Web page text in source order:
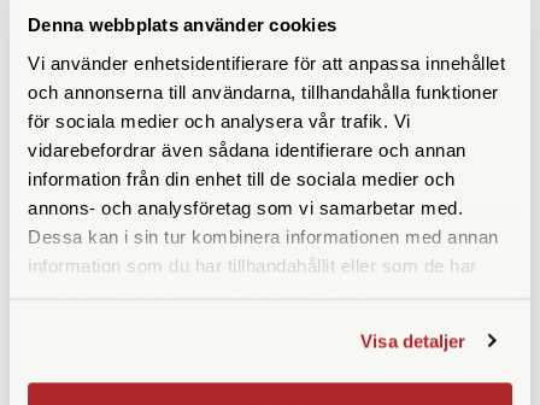
Denna webbplats använder cookies
Vi använder enhetsidentifierare för att anpassa innehållet
och annonserna till användarna, tillhandahålla funktioner
för sociala medier och analysera vår trafik. Vi
vidarebefordrar även sådana identifierare och annan
information från din enhet till de sociala medier och
annons- och analysföretag som vi samarbetar med.
Dessa kan i sin tur kombinera informationen med annan
information som du har tillhandahållit eller som de har
Visa detaljer
SPECIFIKATIONER
Maxbelastning (kg)
10 (8 för fullt fungerande
fjädring)
Medföljande snabbplatta